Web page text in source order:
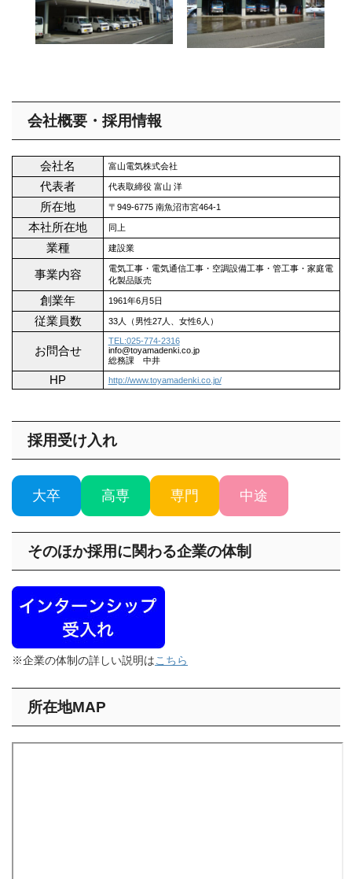
会社概要・採用情報
会社名 富山電気株式会社
代表者 代表取締役 富山 洋
所在地 〒949-6775 南魚沼市宮464-1
本社所在地 同上
業種 建設業
事業内容
電気工事・電気通信工事・空調設備工事・管工事・家庭電
化製品販売
創業年 1961年6月5日
従業員数 33人（男性27人、女性6人）
お問合せ
TEL:025-774-2316
info@toyamadenki.co.jp
総務課 中井
HP http://www.toyamadenki.co.jp/
採用受け入れ
大卒 高専 専門 中途
そのほか採用に関わる企業の体制
※企業の体制の詳しい説明はこちら
所在地MAP